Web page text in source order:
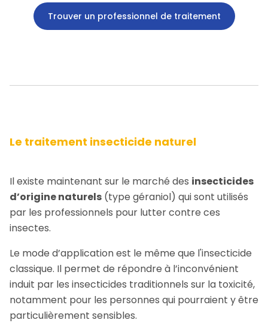
Trouver un professionnel de traitement
Le traitement insecticide naturel
Il existe maintenant sur le marché des insecticides
d’origine naturels (type géraniol) qui sont utilisés
par les professionnels pour lutter contre ces
insectes.
Le mode d’application est le même que l'insecticide
classique. Il permet de répondre à l’inconvénient
induit par les insecticides traditionnels sur la toxicité,
notamment pour les personnes qui pourraient y être
particulièrement sensibles.